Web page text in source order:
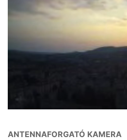
ANTENNAFORGATÓ KAMERA